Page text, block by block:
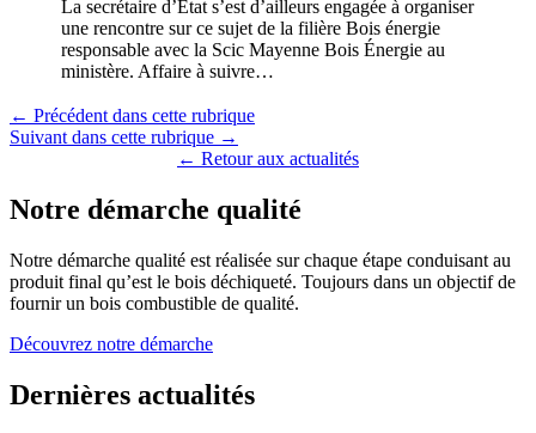
La secrétaire d’État s’est d’ailleurs engagée à organiser
une rencontre sur ce sujet de la filière Bois énergie
responsable avec la Scic Mayenne Bois Énergie au
ministère. Affaire à suivre…
← Précédent dans cette rubrique
Suivant dans cette rubrique →
← Retour aux actualités
Notre démarche qualité
Notre démarche qualité est réalisée sur chaque étape conduisant au
produit final qu’est le bois déchiqueté. Toujours dans un objectif de
fournir un bois combustible de qualité.
Découvrez notre démarche
Dernières actualités